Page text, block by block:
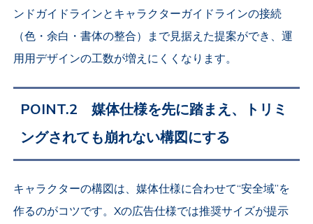
ンドガイドラインとキャラクターガイドラインの接続
（色・余白・書体の整合）まで見据えた提案ができ、運
用用デザインの工数が増えにくくなります。
POINT.2 媒体仕様を先に踏まえ、トリミ
ングされても崩れない構図にする
キャラクターの構図は、媒体仕様に合わせて“安全域”を
作るのがコツです。Xの広告仕様では推奨サイズが提示